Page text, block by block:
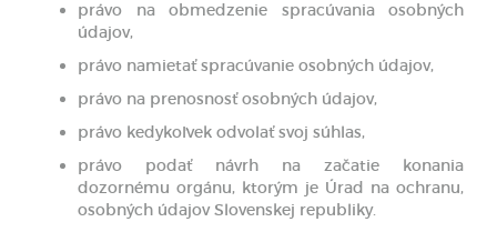
právo na obmedzenie spracúvania osobných
údajov,
právo namietať spracúvanie osobných údajov,
právo na prenosnosť osobných údajov,
právo kedykoľvek odvolať svoj súhlas,
právo podať návrh na začatie konania
dozornému orgánu, ktorým je Úrad na ochranu,
osobných údajov Slovenskej republiky.